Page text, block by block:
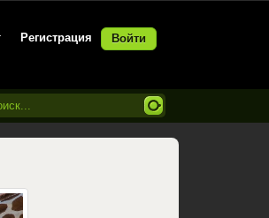
Регистрация Войти